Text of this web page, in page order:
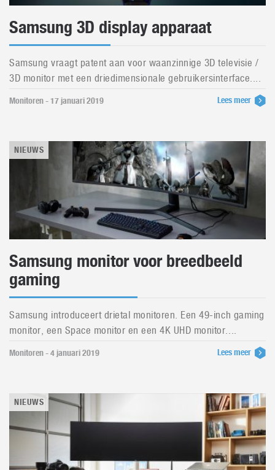
Samsung 3D display apparaat
Samsung vraagt patent aan voor waanzinnige 3D televisie /
3D monitor met een driedimensionale gebruikersinterface....
Monitoren - 17 januari 2019 Lees meer
NIEUWS
Samsung monitor voor breedbeeld
gaming
Samsung introduceert drietal monitoren. Een 49-inch gaming
monitor, een Space monitor en een 4K UHD monitor....
Monitoren - 4 januari 2019 Lees meer
NIEUWS